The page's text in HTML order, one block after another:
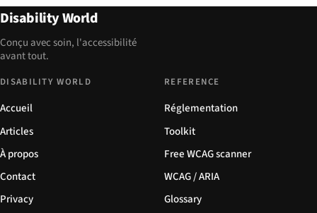
Disability World
Conçu avec soin, l'accessibilité
avant tout.
DISABILITY WORLD
Accueil
Articles
À propos
Contact
Privacy
REFERENCE
Réglementation
Toolkit
Free WCAG scanner
WCAG / ARIA
Glossary